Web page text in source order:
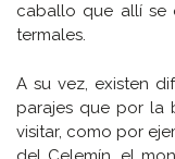
caballo que allí se
termales.
A su vez, existen
parajes que por la
visitar, como por